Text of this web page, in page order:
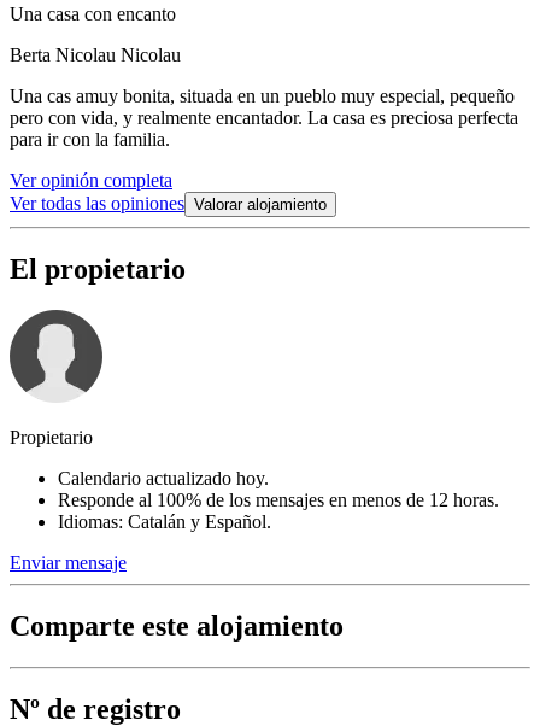
Una casa con encanto
Berta Nicolau Nicolau
Una cas amuy bonita, situada en un pueblo muy especial, pequeño
pero con vida, y realmente encantador. La casa es preciosa perfecta
para ir con la familia.
Ver opinión completa
Ver todas las opiniones Valorar alojamiento
El propietario
Propietario
Calendario actualizado hoy.
Responde al 100% de los mensajes en menos de 12 horas.
Idiomas: Catalán y Español.
Enviar mensaje
Comparte este alojamiento
Nº de registro